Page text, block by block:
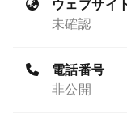
ウェブサイ
未確認
電話番号
非公開